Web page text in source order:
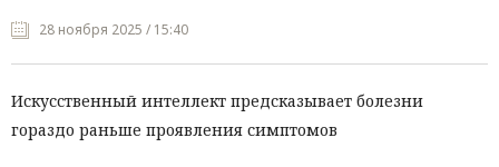
28 ноября 2025 / 15:40
Искусственный интеллект предсказывает болезни
гораздо раньше проявления симптомов